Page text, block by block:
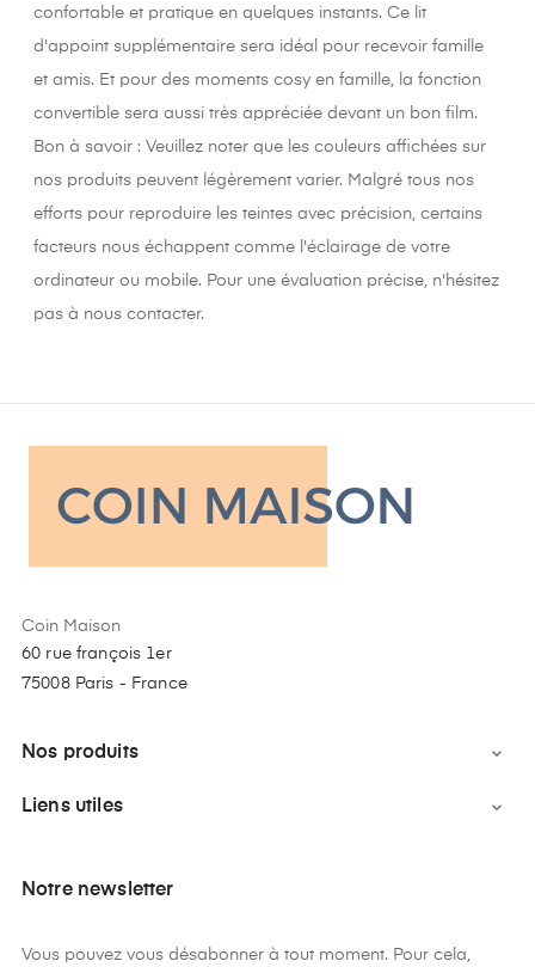
confortable et pratique en quelques instants. Ce lit
d'appoint supplémentaire sera idéal pour recevoir famille
et amis. Et pour des moments cosy en famille, la fonction
convertible sera aussi très appréciée devant un bon film.
Bon à savoir : Veuillez noter que les couleurs affichées sur
nos produits peuvent légèrement varier. Malgré tous nos
efforts pour reproduire les teintes avec précision, certains
facteurs nous échappent comme l'éclairage de votre
ordinateur ou mobile. Pour une évaluation précise, n'hésitez
pas à nous contacter.
Coin Maison
60 rue françois 1er
75008 Paris - France
Nos produits 
Liens utiles 
Notre newsletter
Vous pouvez vous désabonner à tout moment. Pour cela,